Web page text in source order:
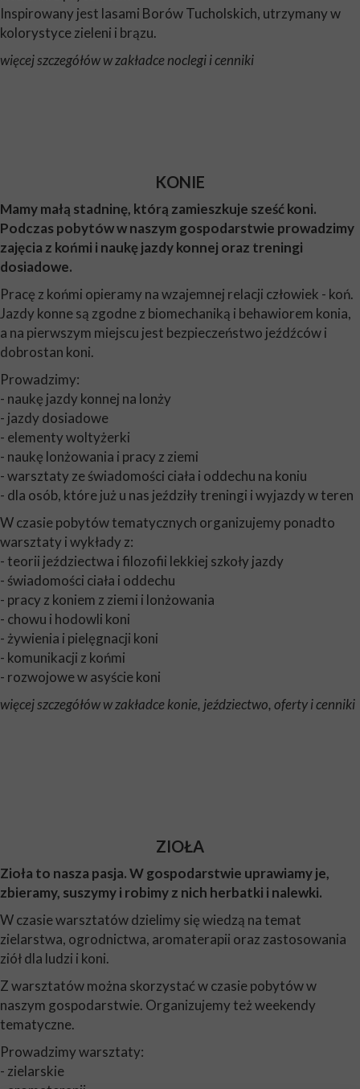
Inspirowany jest lasami Borów Tucholskich, utrzymany w
kolorystyce zieleni i brązu.
więcej szczegółów w zakładce noclegi i cenniki
KONIE
Mamy małą stadninę, którą zamieszkuje sześć koni.
Podczas pobytów w naszym gospodarstwie prowadzimy
zajęcia z końmi i naukę jazdy konnej oraz treningi
dosiadowe.
Pracę z końmi opieramy na wzajemnej relacji człowiek - koń.
Jazdy konne są zgodne z biomechaniką i behawiorem konia,
a na pierwszym miejscu jest bezpieczeństwo jeźdźców i
dobrostan koni.
Prowadzimy:
- naukę jazdy konnej na lonży
- jazdy dosiadowe
- elementy woltyżerki
- naukę lonżowania i pracy z ziemi
- warsztaty ze świadomości ciała i oddechu na koniu
- dla osób, które już u nas jeździły treningi i wyjazdy w teren
W czasie pobytów tematycznych organizujemy ponadto
warsztaty i wykłady z:
- teorii jeździectwa i filozofii lekkiej szkoły jazdy
- świadomości ciała i oddechu
- pracy z koniem z ziemi i lonżowania
- chowu i hodowli koni
- żywienia i pielęgnacji koni
- komunikacji z końmi
- rozwojowe w asyście koni
więcej szczegółów w zakładce konie, jeździectwo, oferty i cenniki
ZIOŁA
Zioła to nasza pasja. W gospodarstwie uprawiamy je,
zbieramy, suszymy i robimy z nich herbatki i nalewki.
W czasie warsztatów dzielimy się wiedzą na temat
zielarstwa, ogrodnictwa, aromaterapii oraz zastosowania
ziół dla ludzi i koni.
Z warsztatów można skorzystać w czasie pobytów w
naszym gospodarstwie. Organizujemy też weekendy
tematyczne.
Prowadzimy warsztaty:
- zielarskie